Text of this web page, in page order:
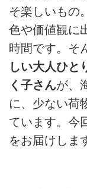
そ楽しいもの
色や価値観に
時間です。そ
しい大人ひと
く子さんが、
に、少ない荷
ています。今
をお届けしま